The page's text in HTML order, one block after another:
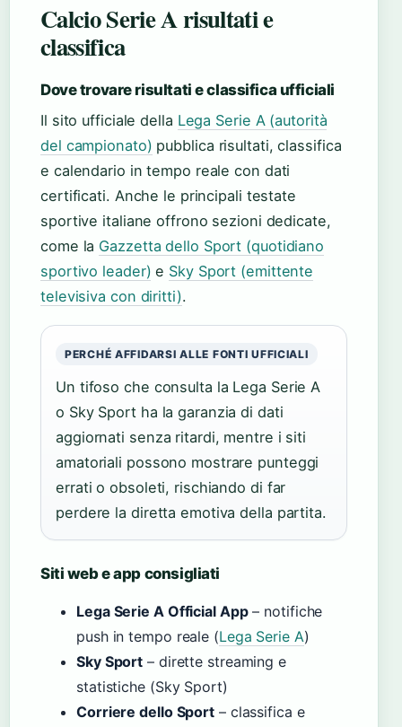
Calcio Serie A risultati e
classifica
Dove trovare risultati e classifica ufficiali
Il sito ufficiale della Lega Serie A (autorità
del campionato) pubblica risultati, classifica
e calendario in tempo reale con dati
certificati. Anche le principali testate
sportive italiane offrono sezioni dedicate,
come la Gazzetta dello Sport (quotidiano
sportivo leader) e Sky Sport (emittente
televisiva con diritti).
PERCHÉ AFFIDARSI ALLE FONTI UFFICIALI
Un tifoso che consulta la Lega Serie A
o Sky Sport ha la garanzia di dati
aggiornati senza ritardi, mentre i siti
amatoriali possono mostrare punteggi
errati o obsoleti, rischiando di far
perdere la diretta emotiva della partita.
Siti web e app consigliati
Lega Serie A Official App– notifiche
push in tempo reale (Lega Serie A)
Sky Sport – dirette streaming e
statistiche (Sky Sport)
Corriere dello Sport – classifica e